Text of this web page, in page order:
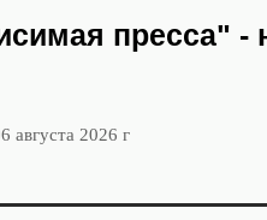
пресса" -
августа 2026 г